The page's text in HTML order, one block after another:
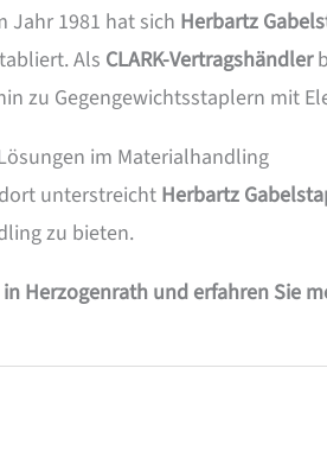
Jahr 1981 hat sich Herbartz
Als CLARK-Vertragshändler
zu Gegengewichtsstaplern mit
im Materialhandling
unterstreicht Herbartz
zu bieten.
Herzogenrath und erfahren Sie